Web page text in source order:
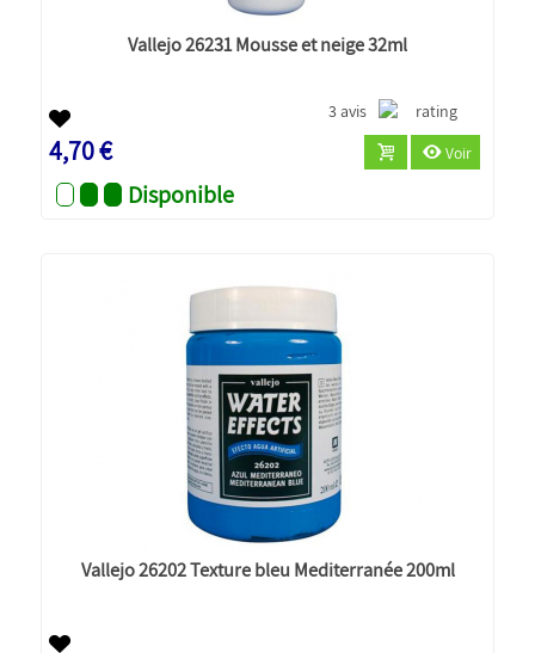
Vallejo 26231 Mousse et neige 32ml
3 avis
4,70 € Voir
Disponible
Vallejo 26202 Texture bleu Mediterranée 200ml